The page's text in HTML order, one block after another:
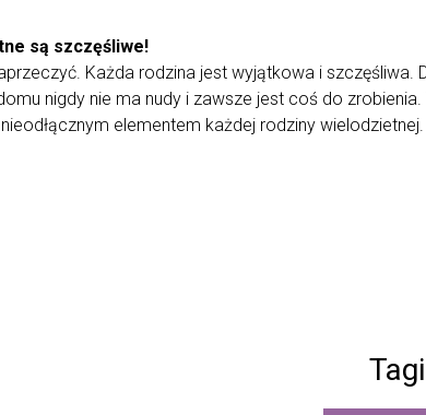
są szczęśliwe!
Każda rodzina jest wyjątkowa i
nigdy nie ma nudy i zawsze jest coś do
elementem każdej rodziny
Tagi